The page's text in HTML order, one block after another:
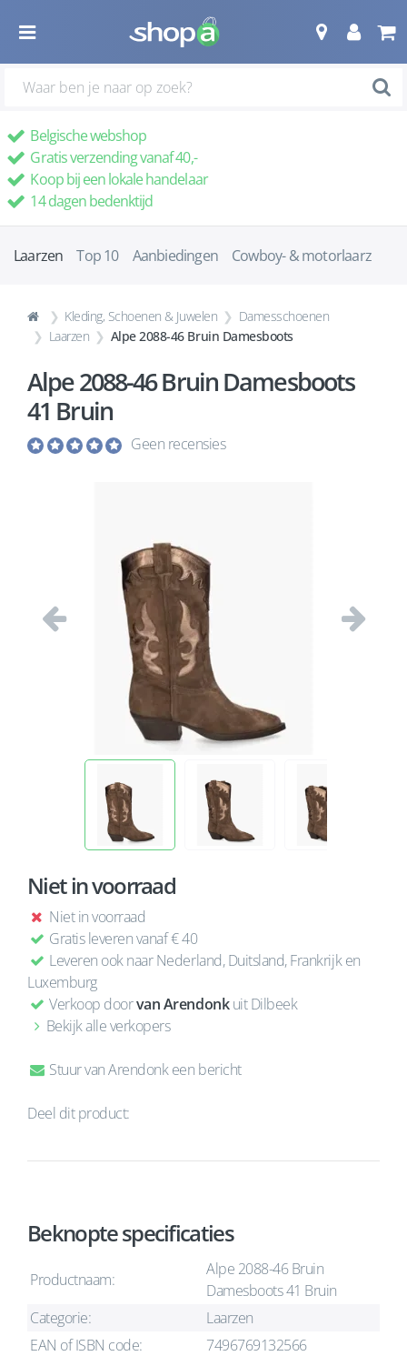
Belgische webshop
Gratis verzending vanaf 40,-
Koop bij een lokale handelaar
14 dagen bedenktijd
Laarzen Top 10 Aanbiedingen Cowboy- & motorlaarz
Kleding, Schoenen & Juwelen
Damesschoenen
Laarzen
Alpe 2088-46 Bruin Damesboots
Alpe 2088-46 Bruin Damesboots
41 Bruin
Geen recensies
Vorige
Niet in voorraad
Niet in voorraad
Gratis leveren vanaf € 40
Leveren ook naar Nederland, Duitsland, Frankrijk en
Luxemburg
Verkoop doorvan Arendonkuit Dilbeek
Bekijk alle verkopers
Stuur van Arendonk een bericht
Deel dit product:
Beknopte specificaties
Productnaam:
Alpe 2088-46 Bruin
Damesboots 41 Bruin
Categorie:
Laarzen
EAN of ISBN code:
7496769132566